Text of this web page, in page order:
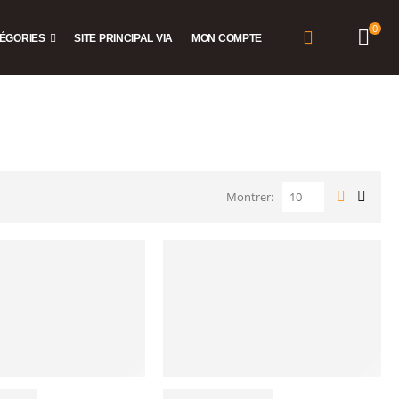
SITE PRINCIPAL VIA MON COMPTE
0
Montrer: